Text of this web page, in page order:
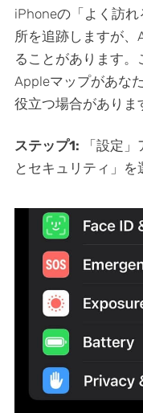
iPhoneの「よく訪
所を追跡しますが
ることがあります。
Appleマップがあな
役立つ場合がありま
ステップ1:
「設定
とセキュリティ」を